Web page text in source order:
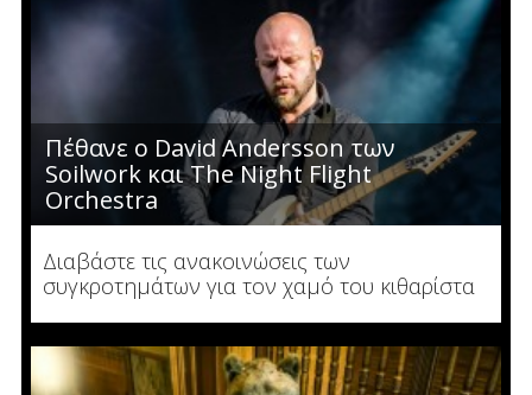
Πέθανε ο David Andersson των
Soilwork και The Night Flight
Orchestra
Διαβάστε τις ανακοινώσεις των
συγκροτημάτων για τον χαμό του κιθαρίστα